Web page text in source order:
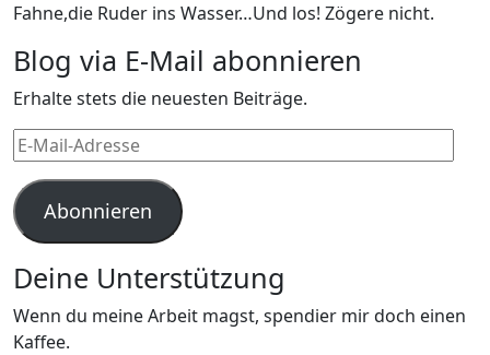
Fahne,die Ruder ins Wasser…Und los! Zögere nicht.
Blog via E-Mail abonnieren
Erhalte stets die neuesten Beiträge.
E-
Mail-
Adresse
Abonnieren
Deine Unterstützung
Wenn du meine Arbeit magst, spendier mir doch einen
Kaffee.